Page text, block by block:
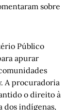
sobre
Público
apurar
A procuradoria
o direito à
dos indígenas,